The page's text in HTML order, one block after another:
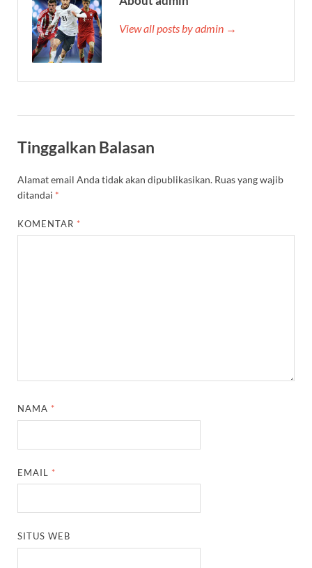
View all posts by admin →
Tinggalkan Balasan
Alamat email Anda tidak akan dipublikasikan. Ruas yang wajib
ditandai *
KOMENTAR *
NAMA *
EMAIL *
SITUS WEB